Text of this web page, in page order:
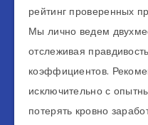
рейтинг проверенных
Мы лично ведем
отслеживая
коэффициентов.
исключительно с
потерять кровно